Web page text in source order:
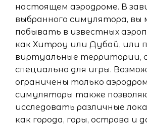
настоящем аэродроме. В
выбранного симулятора, вы
побывать в известных
как Хитроу или Дубай, или
виртуальные территории,
специально для игры.
ограничены только
симуляторы также
исследовать различные
как города, горы, острова и